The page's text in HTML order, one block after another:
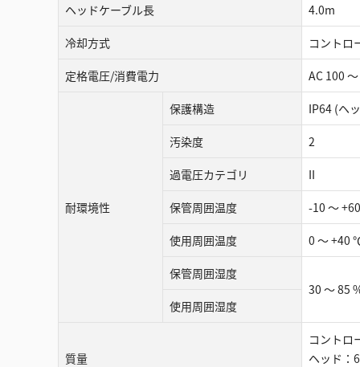
ヘッドケーブル長 4.0m
冷却方式 コントロ
定格電圧/消費電力 AC 100
耐環境性
保護構造 IP64 (ヘ
汚染度 2
過電圧カテゴリ II
保管周囲温度 -10 ～
使用周囲温度 0 ～ +40
保管周囲湿度
30 ～ 85
使用周囲湿度
質量
コントロ
ヘッド：